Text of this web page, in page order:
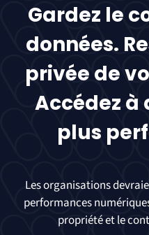
Gardez le
données.
privée de
Accédez à
plus
Les organisations
performances
propriété et le